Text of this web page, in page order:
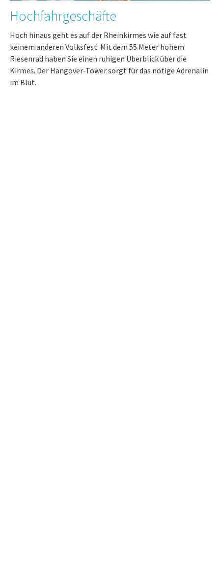
Hochfahrgeschäfte
Hoch hinaus geht es auf der Rheinkirmes wie auf fast
keinem anderen Volksfest. Mit dem 55 Meter hohem
Riesenrad haben Sie einen ruhigen Überblick über die
Kirmes. Der Hangover-Tower sorgt für das nötige Adrenalin
im Blut.